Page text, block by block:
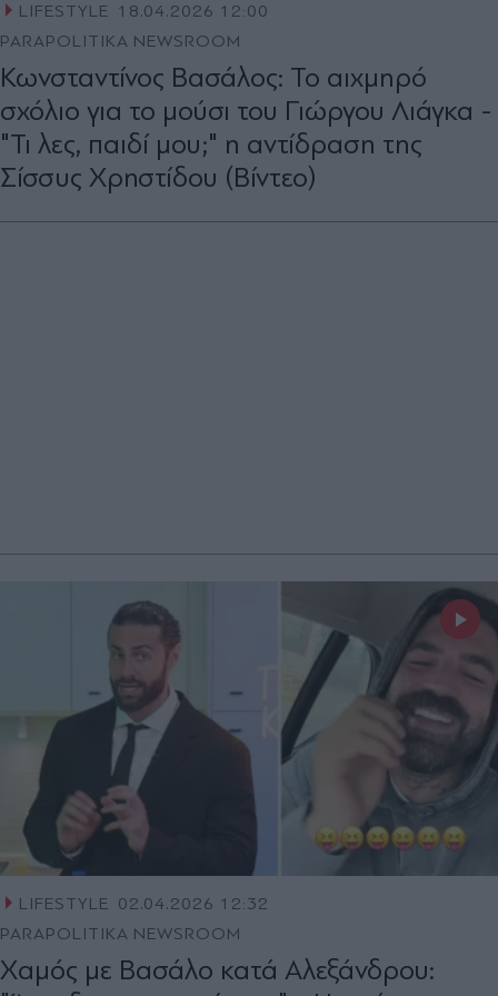
LIFESTYLE 18.04.2026 12:00
PARAPOLITIKA NEWSROOM
Κωνσταντίνος Βασάλος: Το αιχμηρό
σχόλιο για το μούσι του Γιώργου Λιάγκα -
"Τι λες, παιδί μου;" η αντίδραση της
Σίσσυς Χρηστίδου (Βίντεο)
LIFESTYLE 02.04.2026 12:32
PARAPOLITIKA NEWSROOM
Χαμός με Βασάλο κατά Αλεξάνδρου: